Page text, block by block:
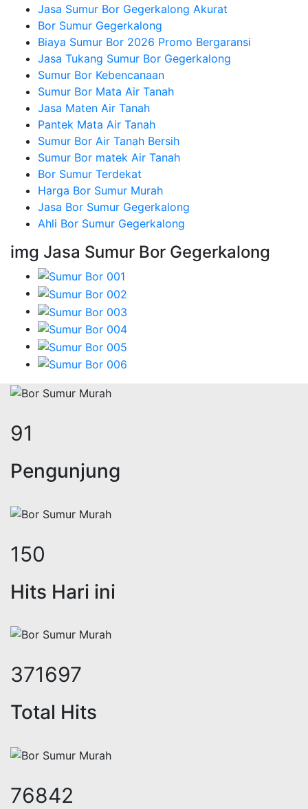
Jasa Sumur Bor Gegerkalong Akurat
Bor Sumur Gegerkalong
Biaya Sumur Bor 2026 Promo Bergaransi
Jasa Tukang Sumur Bor Gegerkalong
Sumur Bor Kebencanaan
Sumur Bor Mata Air Tanah
Jasa Maten Air Tanah
Pantek Mata Air Tanah
Sumur Bor Air Tanah Bersih
Sumur Bor matek Air Tanah
Bor Sumur Terdekat
Harga Bor Sumur Murah
Jasa Bor Sumur Gegerkalong
Ahli Bor Sumur Gegerkalong
img Jasa Sumur Bor Gegerkalong
111
Pengunjung
184
Hits Hari ini
454297
Total Hits
94886